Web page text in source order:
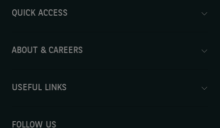
QUICK ACCESS
ABOUT & CAREERS
USEFUL LINKS
FOLLOW US